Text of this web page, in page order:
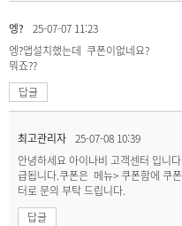
엥?
25-07-07 11:23
엥?앱설치했는데 쿠폰이없네요?
뭐죠??
답글
최고관리자 25-07-08 10:39
안녕하세요 아이나비 고객센터 입니
급됩니다.쿠폰은 메뉴> 쿠폰함에 쿠
터로 문의 부탁 드립니다.
답글